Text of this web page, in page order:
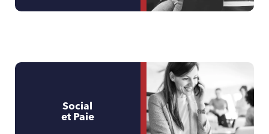
Social
et Paie